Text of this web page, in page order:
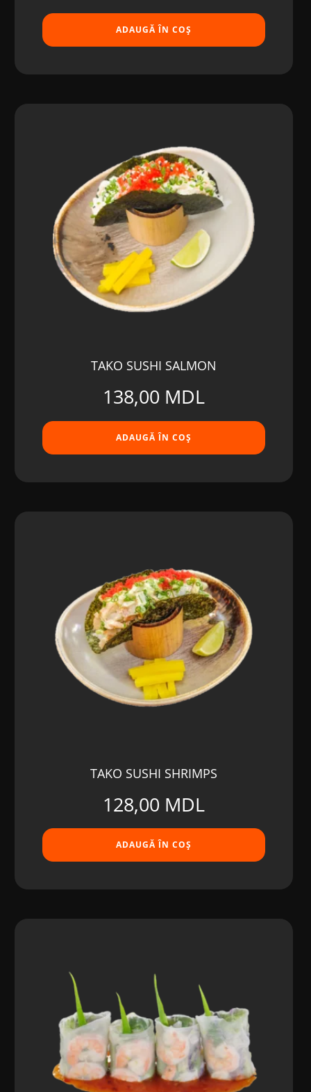
ADAUGĂ ÎN COȘ
TAKO SUSHI SALMON
138,00 MDL
ADAUGĂ ÎN COȘ
TAKO SUSHI SHRIMPS
128,00 MDL
ADAUGĂ ÎN COȘ